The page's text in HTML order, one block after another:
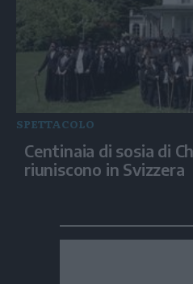
SPETTACOLO
Centinaia di sosia di
riuniscono in Svizzera